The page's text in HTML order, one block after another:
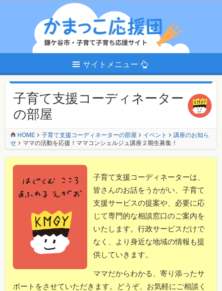
サイトメニュー
子育て支援コーディネーター
の部屋
HOME 子育て支援コーディネーターの部屋 イベント
講座のお知ら
せ
ママの活動を応援！ママコンシェルジュ講座２期生募集！
子育て支援コーディネーターは、
皆さんのお話をうかがい、子育て
支援サービスの提案や、必要に応
じて専門的な相談窓口のご案内を
いたします。行政サービスだけで
なく、より身近な地域の情報も提
供していきます。
ママだからわかる、寄り添ったサ
ポートをさせていただきます。どうぞ、お気軽にご相談く